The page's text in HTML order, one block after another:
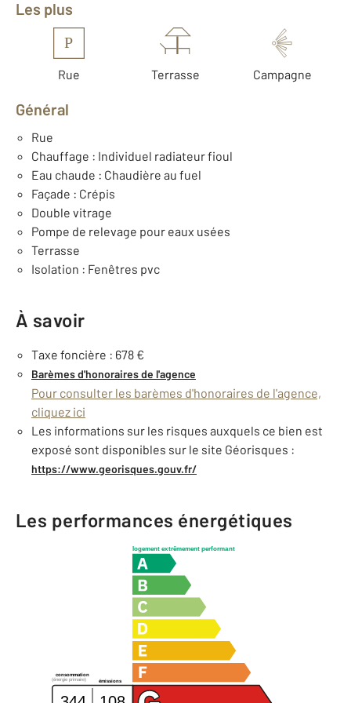
Les plus
P
Rue Terrasse Campagne
Général
Rue
Chauffage : Individuel radiateur fioul
Eau chaude : Chaudière au fuel
Façade : Crépis
Double vitrage
Pompe de relevage pour eaux usées
Terrasse
Isolation : Fenêtres pvc
À savoir
Taxe foncière : 678 €
Barèmes d'honoraires de l'agence
Pour consulter les barèmes d'honoraires de l'agence,
cliquez ici
Les informations sur les risques auxquels ce bien est
exposé sont disponibles sur le site Géorisques :
https://www.georisques.gouv.fr/
Les performances énergétiques
logement extrêmement performant
consommation
émissions
(énergie primaire)